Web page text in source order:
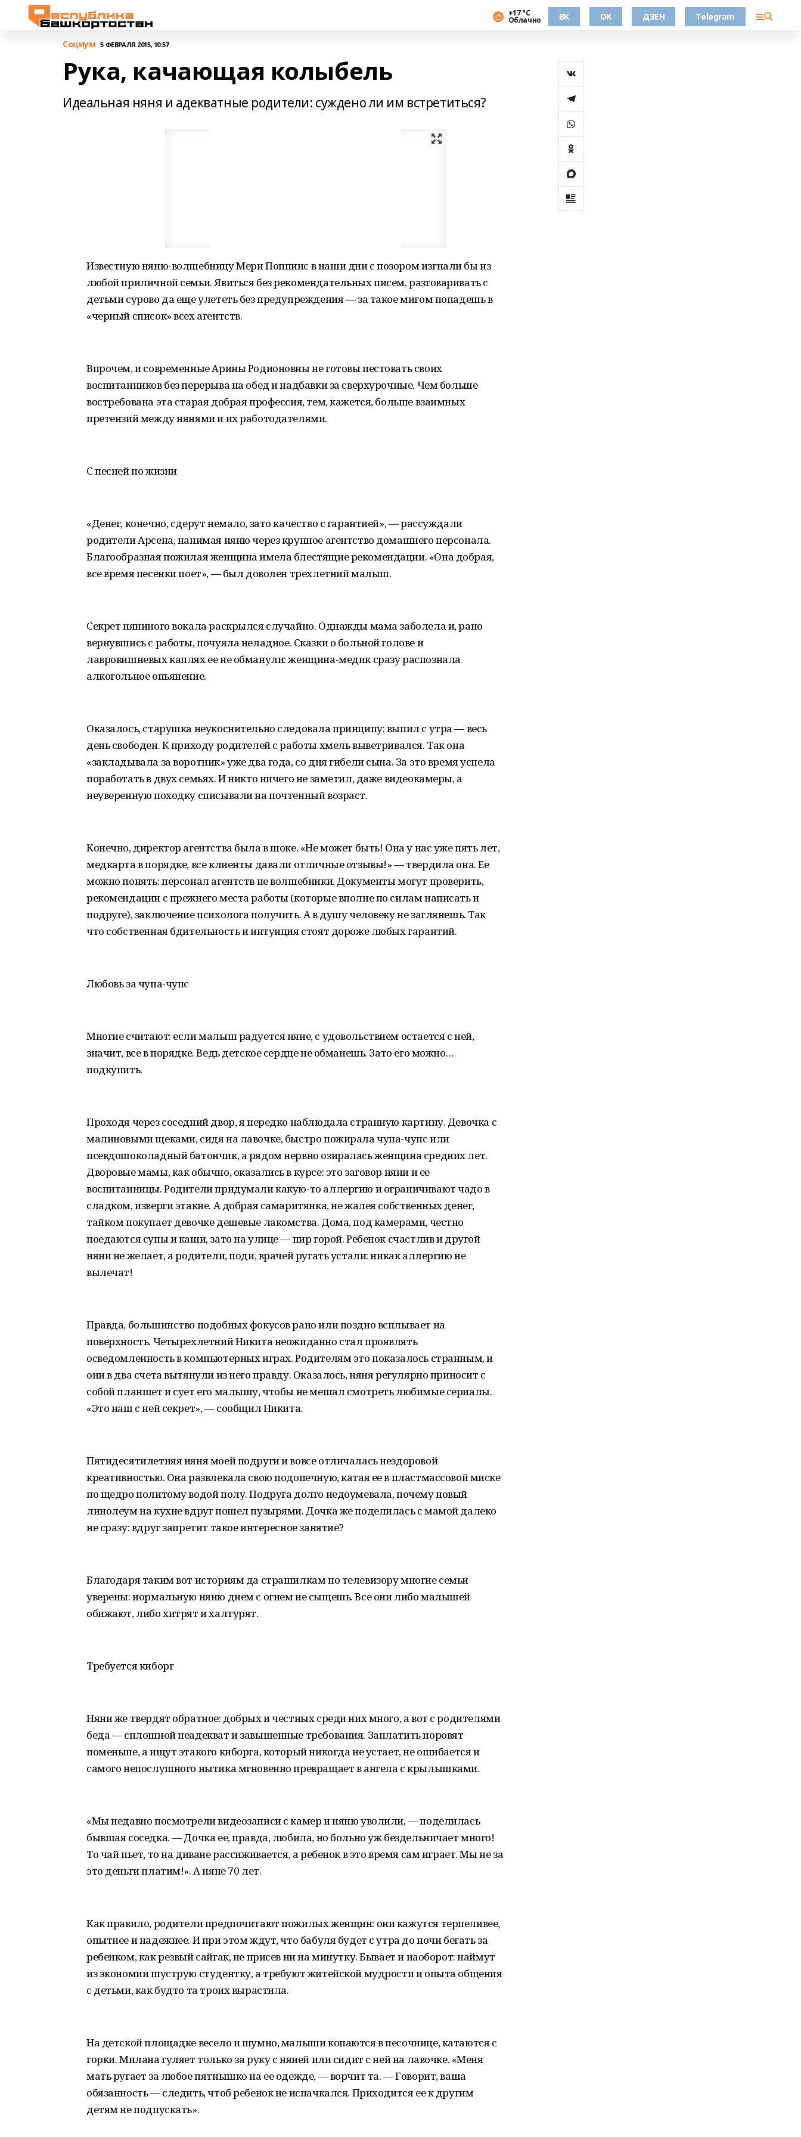
+17 °С
Облачно ВК OK ДЗЕН Telegram
Cоциум 5 ФЕВРАЛЯ 2015, 10:57
Рука, качающая колыбель
Идеальная няня и адекватные родители: суждено ли им встретиться?
Известную няню-волшебницу Мери Поппинс в наши дни с позором изгнали бы из
любой приличной семьи. Явиться без рекомендательных писем, разговаривать с
детьми сурово да еще улететь без предупреждения — за такое мигом попадешь в
«черный список» всех агентств.
Впрочем, и современные Арины Родионовны не готовы пестовать своих
воспитанников без перерыва на обед и надбавки за сверхурочные. Чем больше
востребована эта старая добрая профессия, тем, кажется, больше взаимных
претензий между нянями и их работодателями.
С песней по жизни
«Денег, конечно, сдерут немало, зато качество с гарантией», — рассуждали
родители Арсена, нанимая няню через крупное агентство домашнего персонала.
Благообразная пожилая женщина имела блестящие рекомендации. «Она добрая,
все время песенки поет», — был доволен трехлетний малыш.
Секрет няниного вокала раскрылся случайно. Однажды мама заболела и, рано
вернувшись с работы, почуяла неладное. Сказки о больной голове и
лавровишневых каплях ее не обманули: женщина-медик сразу распознала
алкогольное опьянение.
Оказалось, старушка неукоснительно следовала принципу: выпил с утра — весь
день свободен. К приходу родителей с работы хмель выветривался. Так она
«закладывала за воротник» уже два года, со дня гибели сына. За это время успела
поработать в двух семьях. И никто ничего не заметил, даже видеокамеры, а
неуверенную походку списывали на почтенный возраст.
Конечно, директор агентства была в шоке. «Не может быть! Она у нас уже пять лет,
медкарта в порядке, все клиенты давали отличные отзывы!» — твердила она. Ее
можно понять: персонал агентств не волшебники. Документы могут проверить,
рекомендации с прежнего места работы (которые вполне по силам написать и
подруге), заключение психолога получить. А в душу человеку не заглянешь. Так
что собственная бдительность и интуиция стоят дороже любых гарантий.
Любовь за чупа-чупс
Многие считают: если малыш радуется няне, с удовольствием остается с ней,
значит, все в порядке. Ведь детское сердце не обманешь. Зато его можно…
подкупить.
Проходя через соседний двор, я нередко наблюдала странную картину. Девочка с
малиновыми щеками, сидя на лавочке, быстро пожирала чупа-чупс или
псевдошоколадный батончик, а рядом нервно озиралась женщина средних лет.
Дворовые мамы, как обычно, оказались в курсе: это заговор няни и ее
воспитанницы. Родители придумали какую-то аллергию и ограничивают чадо в
сладком, изверги этакие. А добрая самаритянка, не жалея собственных денег,
тайком покупает девочке дешевые лакомства. Дома, под камерами, честно
поедаются супы и каши, зато на улице — пир горой. Ребенок счастлив и другой
няни не желает, а родители, поди, врачей ругать устали: никак аллергию не
вылечат!
Правда, большинство подобных фокусов рано или поздно всплывает на
поверхность. Четырехлетний Никита неожиданно стал проявлять
осведомленность в компьютерных играх. Родителям это показалось странным, и
они в два счета вытянули из него правду. Оказалось, няня регулярно приносит с
собой планшет и сует его малышу, чтобы не мешал смотреть любимые сериалы.
«Это наш с ней секрет», — сообщил Никита.
Пятидесятилетняя няня моей подруги и вовсе отличалась нездоровой
креативностью. Она развлекала свою подопечную, катая ее в пластмассовой миске
по щедро политому водой полу. Подруга долго недоумевала, почему новый
линолеум на кухне вдруг пошел пузырями. Дочка же поделилась с мамой далеко
не сразу: вдруг запретит такое интересное занятие?
Благодаря таким вот историям да страшилкам по телевизору многие семьи
уверены: нормальную няню днем с огнем не сыщешь. Все они либо малышей
обижают, либо хитрят и халтурят.
Требуется киборг
Няни же твердят обратное: добрых и честных среди них много, а вот с родителями
беда — сплошной неадекват и завышенные требования. Заплатить норовят
поменьше, а ищут этакого киборга, который никогда не устает, не ошибается и
самого непослушного нытика мгновенно превращает в ангела с крылышками.
«Мы недавно посмотрели видеозаписи с камер и няню уволили, — поделилась
бывшая соседка. — Дочка ее, правда, любила, но больно уж бездельничает много!
То чай пьет, то на диване рассиживается, а ребенок в это время сам играет. Мы не за
это деньги платим!». А няне 70 лет.
Как правило, родители предпочитают пожилых женщин: они кажутся терпеливее,
опытнее и надежнее. И при этом ждут, что бабуля будет с утра до ночи бегать за
ребенком, как резвый сайгак, не присев ни на минутку. Бывает и наоборот: наймут
из экономии шуструю студентку, а требуют житейской мудрости и опыта общения
с детьми, как будто та троих вырастила.
На детской площадке весело и шумно, малыши копаются в песочнице, катаются с
горки. Милана гуляет только за руку с няней или сидит с ней на лавочке. «Меня
мать ругает за любое пятнышко на ее одежде, — ворчит та. — Говорит, ваша
обязанность — следить, чтоб ребенок не испачкался. Приходится ее к другим
детям не подпускать».